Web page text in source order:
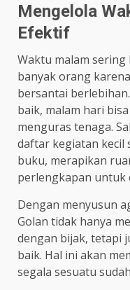
Mengelola
Efektif
Waktu malam
banyak orang
bersantai
baik, malam hari
menguras tenaga.
daftar kegiatan kecil
buku, merapikan
perlengkapan untuk
Dengan menyusun
Golan tidak hanya
dengan bijak, tetapi
baik. Hal ini akan
segala sesuatu